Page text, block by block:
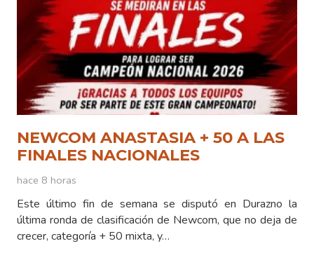
NEWCOM ANASTASIA + 50 A LAS
FINALES NACIONALES
hace 8 horas
Este último fin de semana se disputó en Durazno la
última ronda de clasificación de Newcom, que no deja de
crecer, categoría + 50 mixta, y…